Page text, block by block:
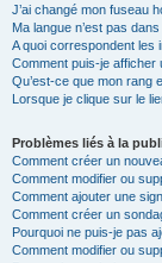
J’ai changé mon fuseau
Ma langue n’est pas
A quoi correspondent les
Comment puis-je afficher
Qu’est-ce que mon rang
Lorsque je clique sur le
Problèmes liés à la
Comment créer un
Comment modifier ou
Comment ajouter une
Comment créer un
Pourquoi ne puis-je pas
Comment modifier ou